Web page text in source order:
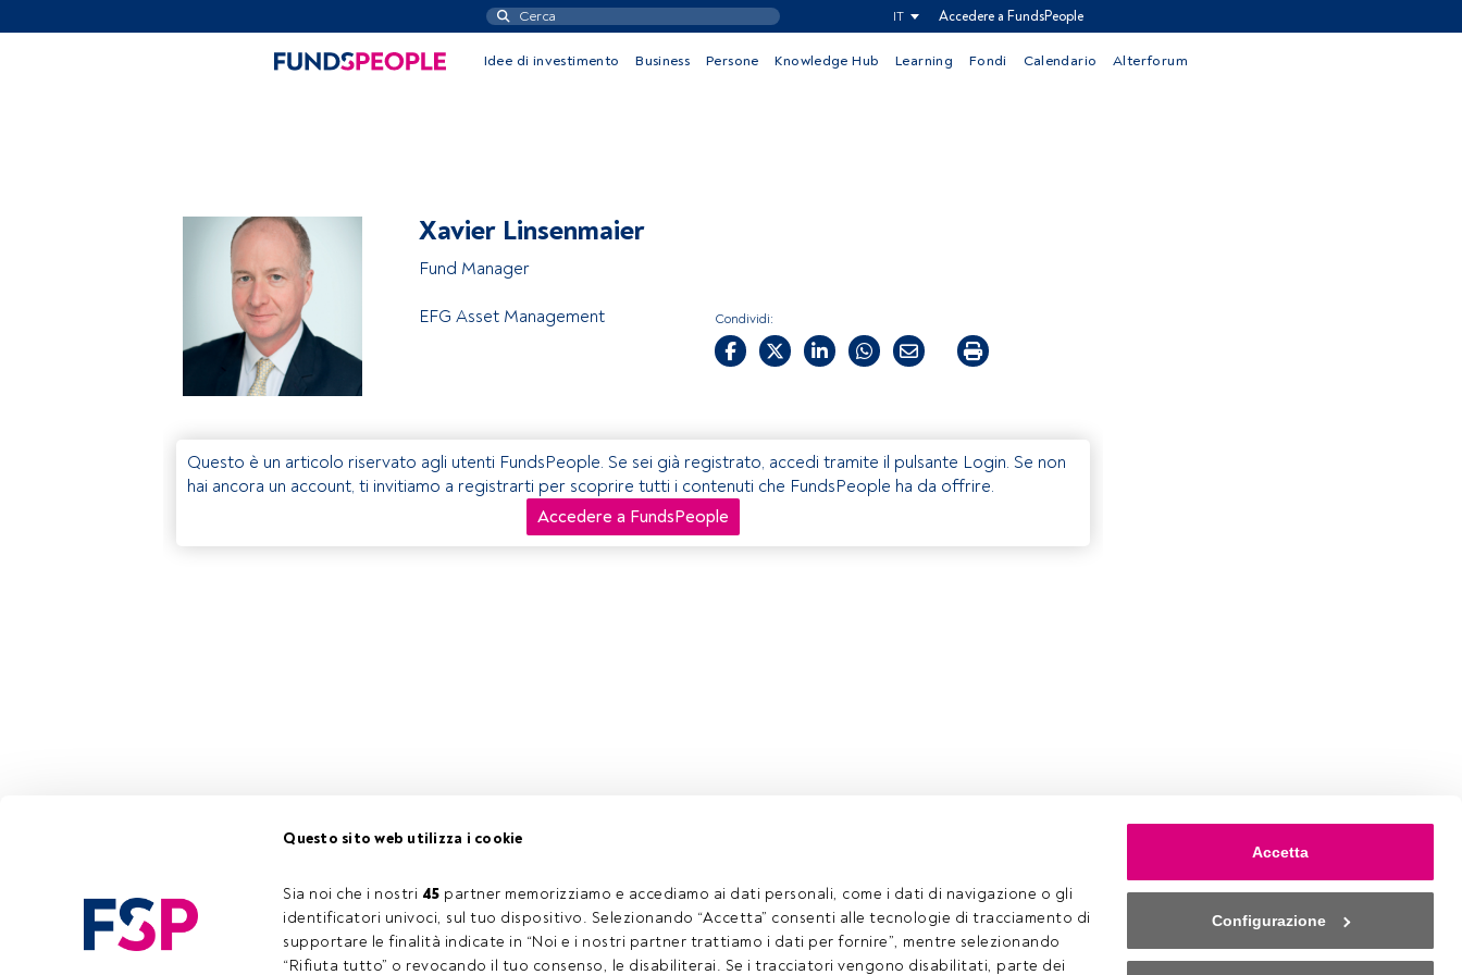
Questo sito web utilizza i cookie
Sia noi che i nostri 45 partner memorizziamo e accediamo ai dati personali, come i dati di navigazione o gli
identificatori univoci, sul tuo dispositivo. Selezionando “Accetta” consenti alle tecnologie di tracciamento di
supportare le finalità indicate in “Noi e i nostri partner trattiamo i dati per fornire”, mentre selezionando
“Rifiuta tutto” o revocando il tuo consenso, le disabiliterai. Se i tracciatori vengono disabilitati, parte dei
Accetta
Configurazione
IT Accedere a FundsPeople
Idee di investimento Business Persone Knowledge Hub Learning Fondi Calendario Alterforum
Xavier Linsenmaier
Fund Manager
EFG Asset Management Condividi:
Questo è un articolo riservato agli utenti FundsPeople. Se sei già registrato, accedi tramite il pulsante Login. Se non
hai ancora un account, ti invitiamo a registrarti per scoprire tutti i contenuti che FundsPeople ha da offrire.
Accedere a FundsPeople